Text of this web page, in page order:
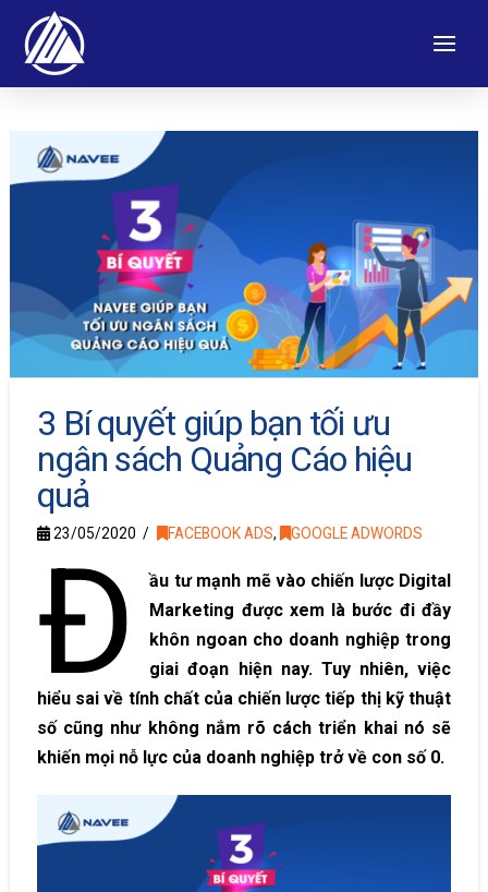
3 Bí quyết giúp bạn tối ưu
ngân sách Quảng Cáo hiệu
quả
23/05/2020 FACEBOOK ADS, GOOGLE ADWORDS
Đ
ầu tư mạnh mẽ vào chiến lược Digital
Marketing được xem là bước đi đầy
khôn ngoan cho doanh nghiệp trong
giai đoạn hiện nay. Tuy nhiên, việc
hiểu sai về tính chất của chiến lược tiếp thị kỹ thuật
số cũng như không nắm rõ cách triển khai nó sẽ
khiến mọi nỗ lực của doanh nghiệp trở về con số 0.